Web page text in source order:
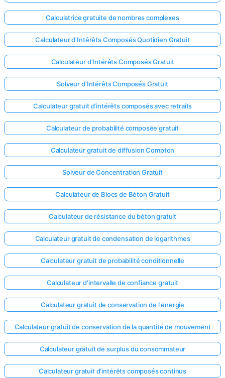
Calculatrice gratuite de nombres complexes
Calculateur d'Intérêts Composés Quotidien Gratuit
Calculateur d'Intérêts Composés Gratuit
Solveur d'Intérêts Composés Gratuit
Calculateur gratuit d'intérêts composés avec retraits
Calculateur de probabilité composée gratuit
Calculateur gratuit de diffusion Compton
Solveur de Concentration Gratuit
Calculateur de Blocs de Béton Gratuit
Calculateur de résistance du béton gratuit
Calculateur gratuit de condensation de logarithmes
Calculateur gratuit de probabilité conditionnelle
Calculateur d'intervalle de confiance gratuit
Calculateur gratuit de conservation de l'énergie
Calculateur gratuit de conservation de la quantité de mouvement
Calculateur gratuit de surplus du consommateur
Calculateur gratuit d'intérêts composés continus